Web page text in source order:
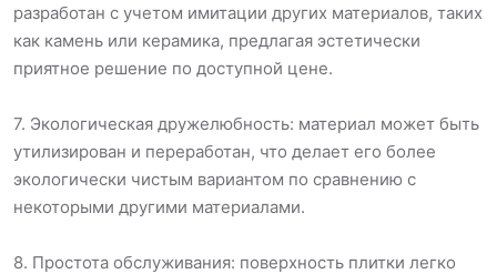
разработан с учетом имитации других материалов, таких
как камень или керамика, предлагая эстетически
приятное решение по доступной цене.
7. Экологическая дружелюбность: материал может быть
утилизирован и переработан, что делает его более
экологически чистым вариантом по сравнению с
некоторыми другими материалами.
8. Простота обслуживания: поверхность плитки легко